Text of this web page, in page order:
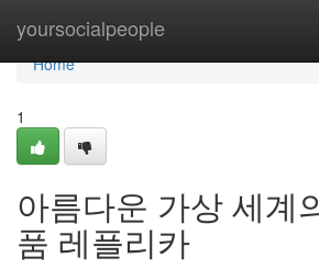
yoursocialpeople
Home
Home
1
아름다운 가상 세계
품 레플리카